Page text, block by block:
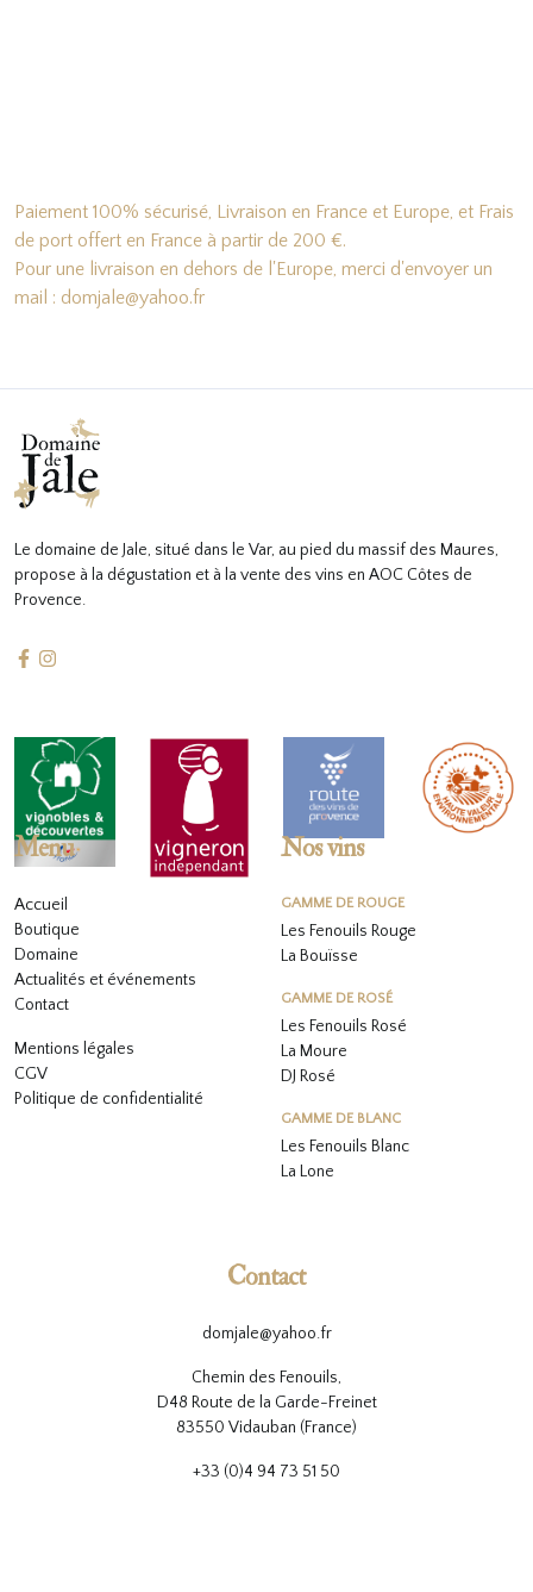
Paiement 100% sécurisé, Livraison en France et Europe, et Frais
de port offert en France à partir de 200 €.
Pour une livraison en dehors de l'Europe, merci d'envoyer un
mail : domjale@yahoo.fr
Le domaine de Jale, situé dans le Var, au pied du massif des Maures,
propose à la dégustation et à la vente des vins en AOC Côtes de
Provence.
Menu
Accueil
Boutique
Domaine
Actualités et événements
Contact
Mentions légales
CGV
Politique de confidentialité
Nos vins
GAMME DE ROUGE
Les Fenouils Rouge
La Bouïsse
GAMME DE ROSÉ
Les Fenouils Rosé
La Moure
DJ Rosé
GAMME DE BLANC
Les Fenouils Blanc
La Lone
Contact
domjale@yahoo.fr
Chemin des Fenouils,
D48 Route de la Garde-Freinet
83550 Vidauban (France)
+33 (0)4 94 73 51 50